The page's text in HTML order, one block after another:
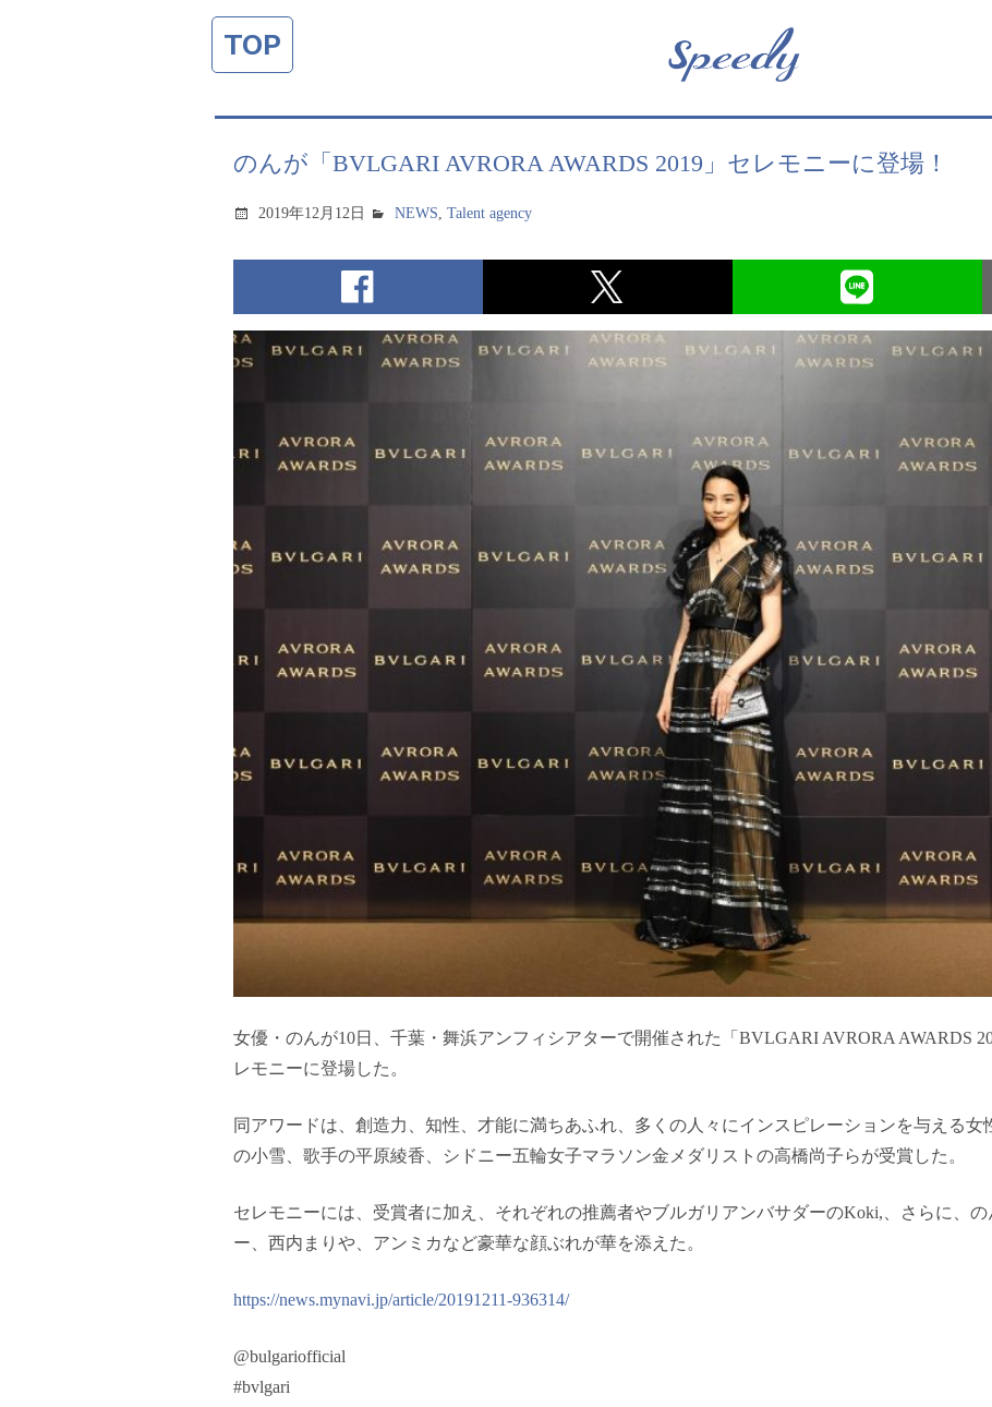
TOP
のんが「BVLGARI AVRORA AWARDS 2019」セレモニーに登場！
2019年12月12日 NEWS,Talent agency
女優・のんが10日、千葉・舞浜アンフィシアターで開催された「BVLGARI AVRORA AWARDS
レモニーに登場した。
同アワードは、創造力、知性、才能に満ちあふれ、多くの人々にインスピレーションを与える
の小雪、歌手の平原綾香、シドニー五輪女子マラソン金メダリストの高橋尚子らが受賞した。
セレモニーには、受賞者に加え、それぞれの推薦者やブルガリアンバサダーのKoki,、さらに、
ー、西内まりや、アンミカなど豪華な顔ぶれが華を添えた。
https://news.mynavi.jp/article/20191211-936314/
@bulgariofficial
#bvlgari